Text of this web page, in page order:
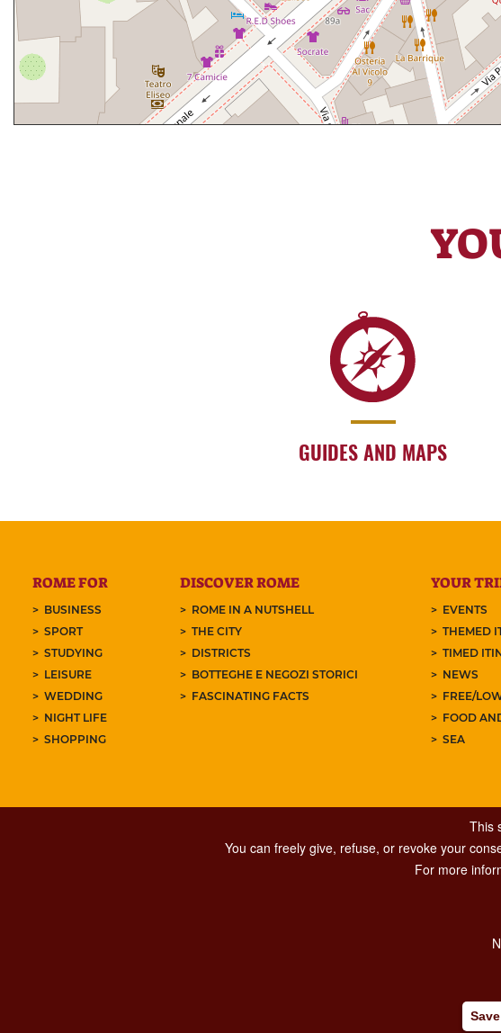
GUIDES AND MAPS
ROME FOR
BUSINESS
SPORT
STUDYING
LEISURE
WEDDING
NIGHT LIFE
SHOPPING
DISCOVER ROME
ROME IN A NUTSHELL
THE CITY
DISTRICTS
BOTTEGHE E NEGOZI STORICI
FASCINATING FACTS
YOUR
EVENTS
THEMED
TIMED
NEWS
FREE/
FOOD
SEA
This
You can freely give, refuse, or revoke your
For more